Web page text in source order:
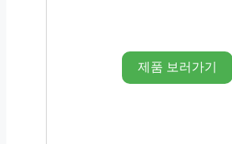
제품 보러가기